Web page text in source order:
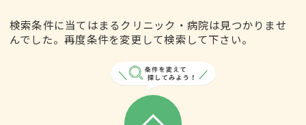
検索条件に当てはまるクリニック・病院は見つかりませ
んでした。再度条件を変更して検索して下さい。